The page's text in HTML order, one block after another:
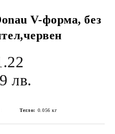
V-форма, без
лв.
Тегло: 0.056 кг